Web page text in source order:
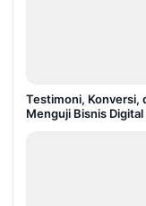
Testimoni, Konversi,
Menguji Bisnis Digital